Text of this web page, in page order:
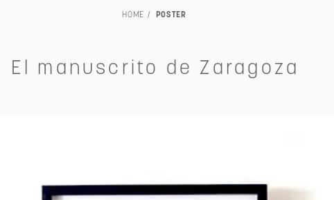
& MOEBE その他 未額装
HOME POSTER
El manuscrito de Zaragoza